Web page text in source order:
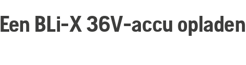
Een BLi-X 36V-accu opladen